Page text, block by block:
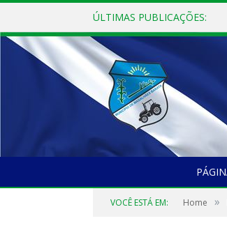
ÚLTIMAS PUBLICAÇÕES:
VOCÊ ESTÁ EM: Home »